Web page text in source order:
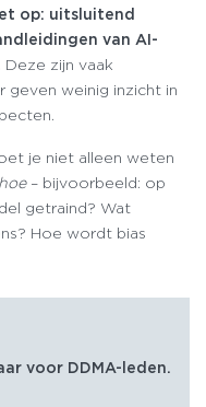
op: uitsluitend
van AI-
Deze zijn vaak
geven weinig inzicht in
je niet alleen weten
hoe – bijvoorbeeld: op
getraind? Wat
Hoe wordt bias
voor DDMA-leden.